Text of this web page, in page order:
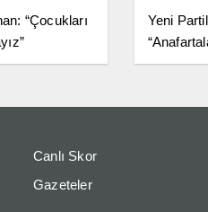
“Çocukları
Yeni
Birlik ve
Canlı Skor
Gazeteler